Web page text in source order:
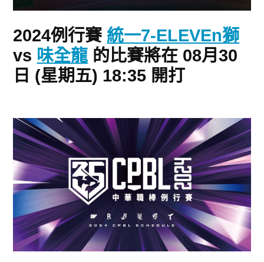
2024例行賽統一7-ELEVEn獅
vs 味全龍 的比賽將在 08月30
日 (星期五) 18:35 開打